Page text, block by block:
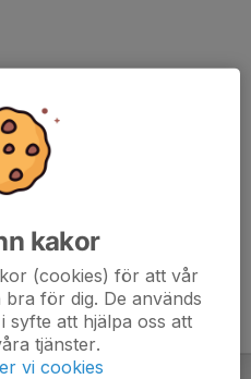
kakor
(cookies) för att vår
för dig. De används
syfte att hjälpa oss att
tjänster.
vi cookies